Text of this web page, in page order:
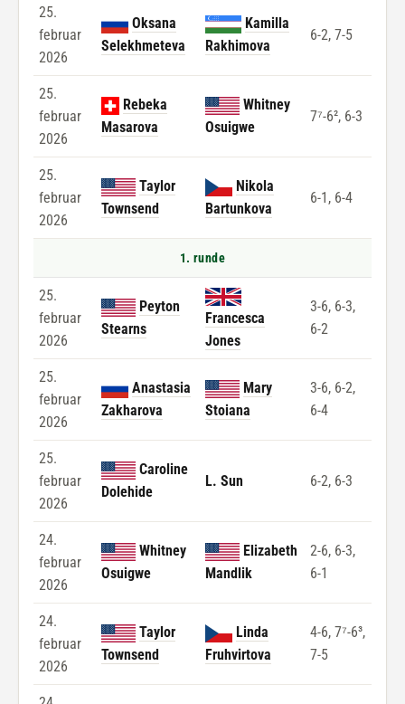
25.
februar
2026
Oksana
Selekhmeteva
Kamilla
Rakhimova
6-2, 7-5
25.
februar
2026
Rebeka
Masarova
Whitney
Osuigwe
7⁷-6², 6-3
25.
februar
2026
Taylor
Townsend
Nikola
Bartunkova
6-1, 6-4
1. runde
25.
februar
2026
Peyton
Stearns
Francesca
Jones
3-6, 6-3,
6-2
25.
februar
2026
Anastasia
Zakharova
Mary
Stoiana
3-6, 6-2,
6-4
25.
februar
2026
Caroline
Dolehide
L. Sun 6-2, 6-3
24.
februar
2026
Whitney
Osuigwe
Elizabeth
Mandlik
2-6, 6-3,
6-1
24.
februar
2026
Taylor
Townsend
Linda
Fruhvirtova
4-6, 7⁷-6³,
7-5